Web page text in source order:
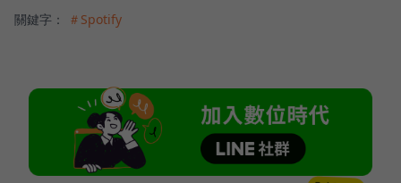
關鍵字： ＃Spotify